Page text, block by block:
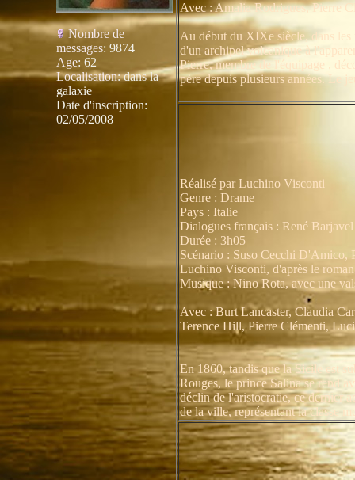
Nombre de
messages: 9874
Age: 62
Localisation:dans la
galaxie
Date d'inscription:
02/05/2008
Avec : Amalia Rodrigues, Pierre
Au début du XIXe siècle, dans
d'un archipel volcanique à
Pierre, membre de l'équipage ,
père depuis plusieurs années. Le
Réalisé par Luchino Visconti
Genre : Drame
Pays : Italie
Dialogues français : René Barjavel
Durée : 3h05
Scénario : Suso Cecchi D'Amico,
Luchino Visconti, d'après le
Musique : Nino Rota, avec une
Avec : Burt Lancaster, Claudia
Terence Hill, Pierre Clémenti,
En 1860, tandis que la Sicile est
Rouges, le prince Salina se rend
déclin de l'aristocratie, ce dernier
de la ville, représentant la classe